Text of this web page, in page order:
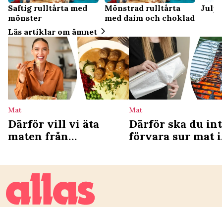
Saftig rulltårta med
mönster
Mönstrad rulltårta
med daim och choklad
Läs artiklar om ämnet
Mat
Därför vill vi äta
maten från
Mat
Därför ska du
förvara sur mat i